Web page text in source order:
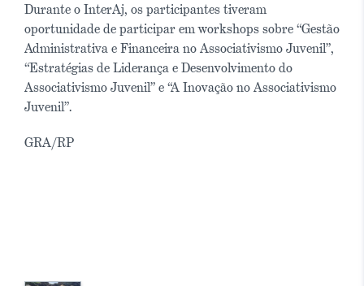
Durante o InterAj, os participantes tiveram
oportunidade de participar em workshops sobre “Gestão
Administrativa e Financeira no Associativismo Juvenil”,
“Estratégias de Liderança e Desenvolvimento do
Associativismo Juvenil” e “A Inovação no Associativismo
Juvenil”.
GRA/RP